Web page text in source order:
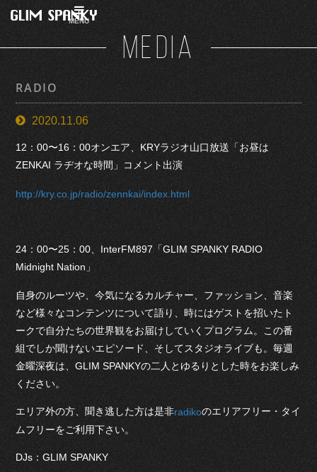
MENU
MEDIA
RADIO
2020.11.06
12：00〜16：00オンエア、KRYラジオ山口放送「お昼は
ZENKAI ラヂオな時間」コメント出演
http://kry.co.jp/radio/zennkai/index.html
24：00〜25：00、InterFM897「GLIM SPANKY RADIO
Midnight Nation」
自身のルーツや、今気になるカルチャー、ファッション、音楽
など様々なコンテンツについて語り、時にはゲストを招いたト
ークで自分たちの世界観をお届けしていくプログラム。この番
組でしか聞けないエピソード、そしてスタジオライブも。毎週
金曜深夜は、GLIM SPANKYの二人とゆるりとした時をお楽しみ
ください。
エリア外の方、聞き逃した方は是非radikoのエリアフリー・タイ
ムフリーをご利用下さい。
DJs：GLIM SPANKY